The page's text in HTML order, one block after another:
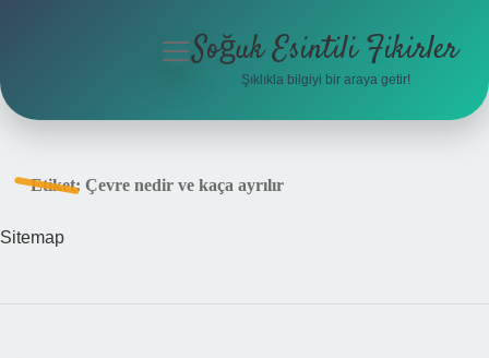
menüyü
Soğuk Esintili Fikirler
Şıklıkla bilgiyi bir araya getir!
Etiket: Çevre nedir ve kaça ayrılır
Sitemap